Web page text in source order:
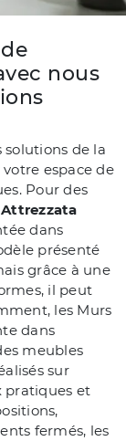
nous
de la
espace de
Pour des
dans
présenté
grâce à une
il peut
les Murs
dans
meubles
sur
pratiques et
fermés, les